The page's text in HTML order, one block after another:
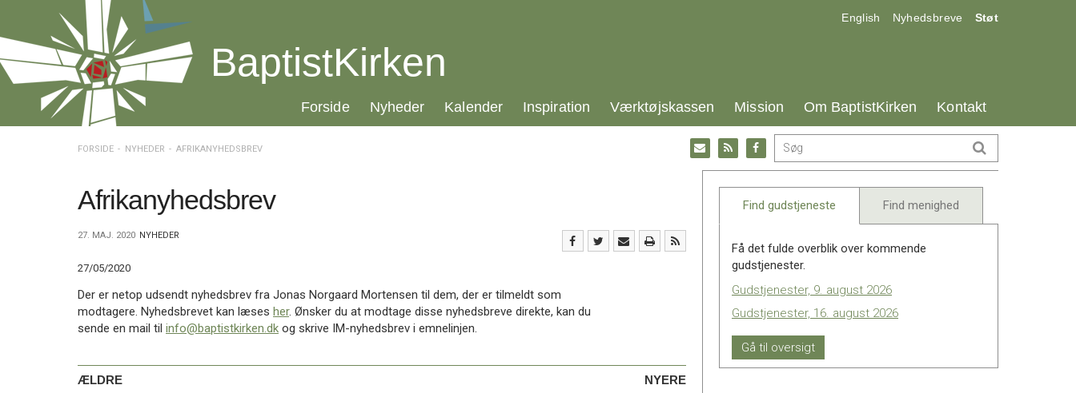
over
og
gå
Vend
tilbage
Værktøjskassen
BaptistKirken
Inspiration
17.0:
English 18.0:
Nyhedsbreve 19.0:
Støt
BaptistKirken
20.0:
Forside 21.0:
Nyheder 22.0:
Kalender 23.0:
Inspiration 24.0:
Værktøjskassen 25.0:
Mission 26.0:
Om BaptistKirken 27.0:
Kontakt
FORSIDE NYHEDER AFRIKANYHEDSBREV
Gå
til:
Facebook
Gå
til:
RSS
feed
Gå
til:
Email
Afrikanyhedsbrev
27. MAJ. 2020 NYHEDER
27/05/2020
Der er netop udsendt nyhedsbrev fra Jonas Norgaard Mortensen til dem, der er tilmeldt som
modtagere. Nyhedsbrevet kan læses her. Ønsker du at modtage disse nyhedsbreve direkte, kan du
sende en mail til info@baptistkirken.dk og skrive IM-nyhedsbrev i emnelinjen.
ÆLDRE NYERE
Find gudstjeneste Find menighed
Få det fulde overblik over kommende
gudstjenester.
Gudstjenester, 9. august 2026
Gudstjenester, 16. august 2026
Gå til oversigt